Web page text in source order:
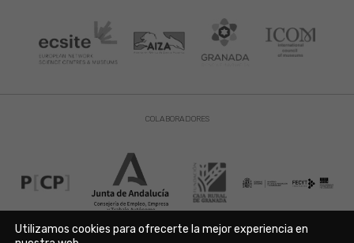
COLABORADORES
Utilizamos cookies para ofrecerte la mejor experiencia en